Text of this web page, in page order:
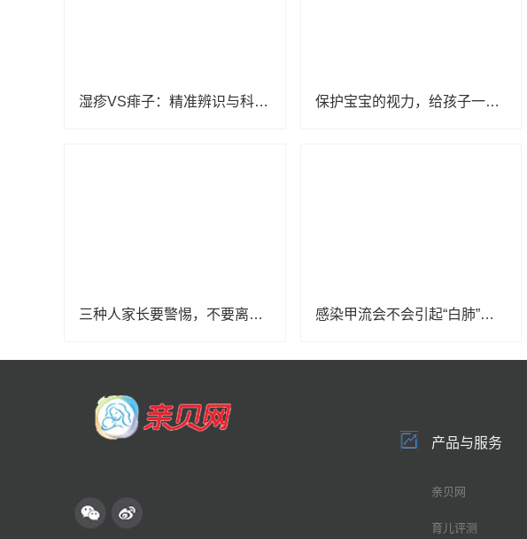
湿疹VS痱子：精准辨识与科学护理 保护宝宝的视力，给孩子一个明净的世界
三种人家长要警惕，不要离宝宝太近 感染甲流会不会引起“白肺”？专家这样说
产品与服务
亲贝网
育儿评测